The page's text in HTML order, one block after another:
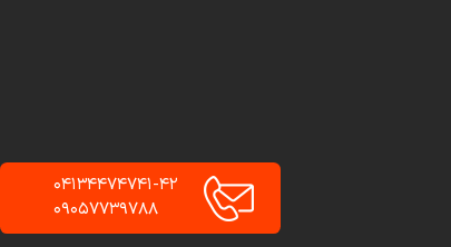
04134474741-42
09057739788